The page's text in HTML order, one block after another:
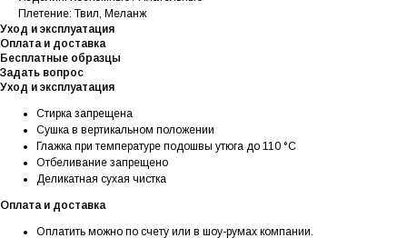
Плетение: Твил, Меланж
Уход и эксплуатация
Оплата и доставка
Бесплатные образцы
Задать вопрос
Уход и эксплуатация
Стирка запрещена
Сушка в вертикальном положении
Глажка при температуре подошвы утюга до 110 °C
Отбеливание запрещено
Деликатная сухая чистка
Оплата и доставка
Оплатить можно по счету или в шоу-румах компании.